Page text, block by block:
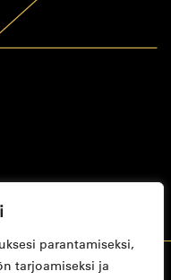
parantamiseksi,
tarjoamiseksi ja